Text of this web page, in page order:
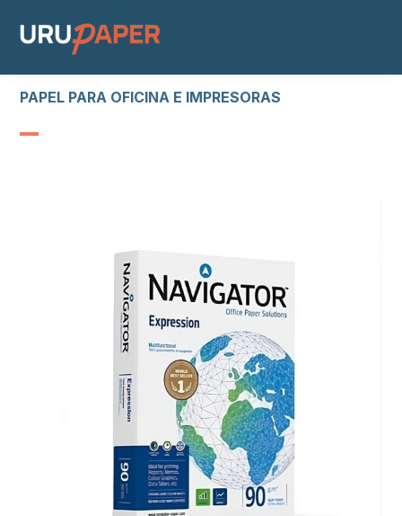
PAPEL PARA OFICINA E IMPRESORAS